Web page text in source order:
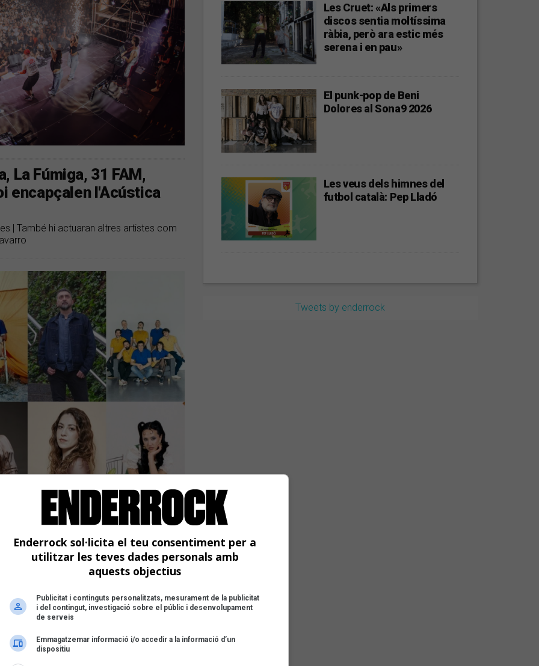
La Fúmiga, 31 FAM,
encapçalen l'Acústica
| També hi actuaran altres artistes com
Gavina.mp3, La Ludwig Band, Magalí Sare, Maria
al Premi Cerverí
les 10 cançons finalistes d’enguany |
i fins al 6 de setembre al web de
i El Comboi, El Petit de Cal Eril,
Magalí Sare, Maria Jaume i Sandra
Les Cruet: «Als primers
discos sentia moltíssima
ràbia, però ara estic més
serena i en pau»
El punk-pop de Beni
Dolores al Sona9 2026
Les veus dels himnes del
futbol català: Pep Lladó
Tweets by enderrock
Enderrock sol·licita el teu consentiment per a
utilitzar les teves dades personals amb
aquests objectius
Publicitat i continguts personalitzats, mesurament de la publicitat
i del contingut, investigació sobre el públic i desenvolupament
de serveis
Emmagatzemar informació i/o accedir a la informació d’un
dispositiu